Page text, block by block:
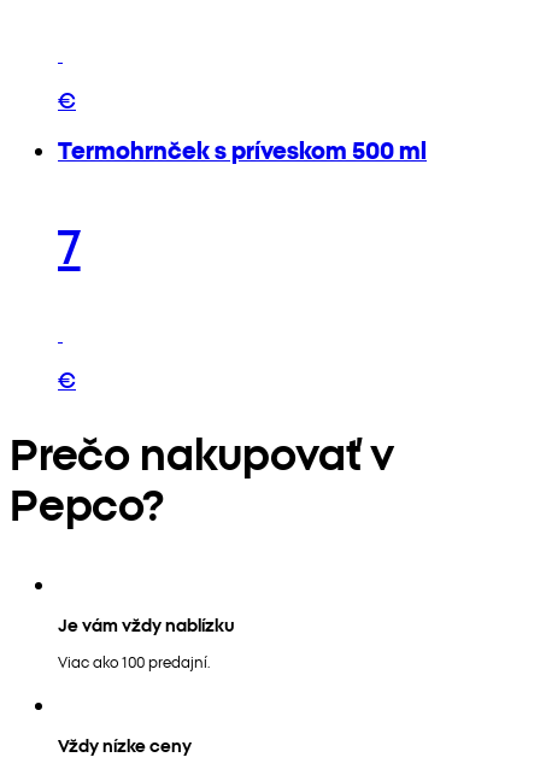
€
Termohrnček s príveskom 500 ml
7
€
Prečo nakupovať v
Pepco?
Je vám vždy nablízku
Viac ako 100 predajní.
Vždy nízke ceny